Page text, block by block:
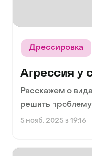
Дрессировка
Агрессия у
Расскажем о
решить проблему
5 нояб. 2025 в 19:16